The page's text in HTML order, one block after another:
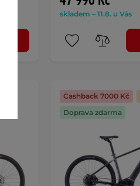
skladem – 11.8. u Vás
Cashback 7000 Kč
Doprava zdarma